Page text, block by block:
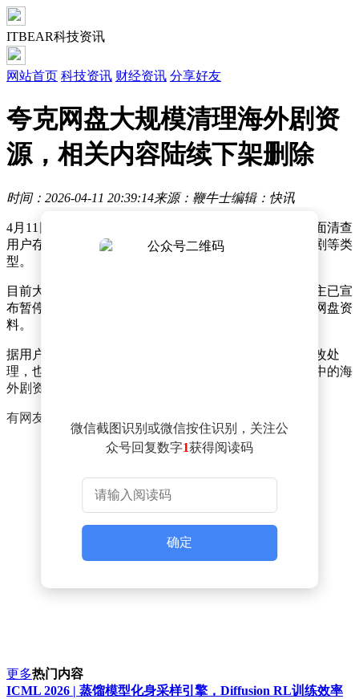
ITBEAR科技资讯
网站首页 科技资讯 财经资讯 分享好友
夸克网盘大规模清理海外剧资
源，相关内容陆续下架删除
时间：2026-04-11 20:39:14来源：鞭牛士编辑：快讯
4月11日消息，有消息称，4月10日起，夸克网盘开始全面清查
用户存储的海外影视内容，涵盖美剧、韩剧、泰剧、腐剧等类
型。
目前大量相关公开分享链接已失效，不少海外剧资源博主已宣
布暂停在夸克网盘更新内容，部分账号甚至清空了相关网盘资
料。
据用户反馈，此次清理力度较大，即便对文件名进行修改处
理，也依然存在被系统识别清理的可能，此前存于网盘中的海
外剧资源正陆续被下架或删除。
有网友称，已转存到个人网盘的文件暂未受影响。
微信截图识别或微信按住识别，关注公
众号回复数字1获得阅读码
确定
更多热门内容
ICML 2026 | 蒸馏模型化身采样引擎，Diffusion RL训练效率